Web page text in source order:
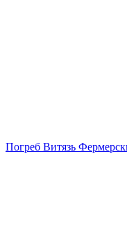
Погреб Витязь